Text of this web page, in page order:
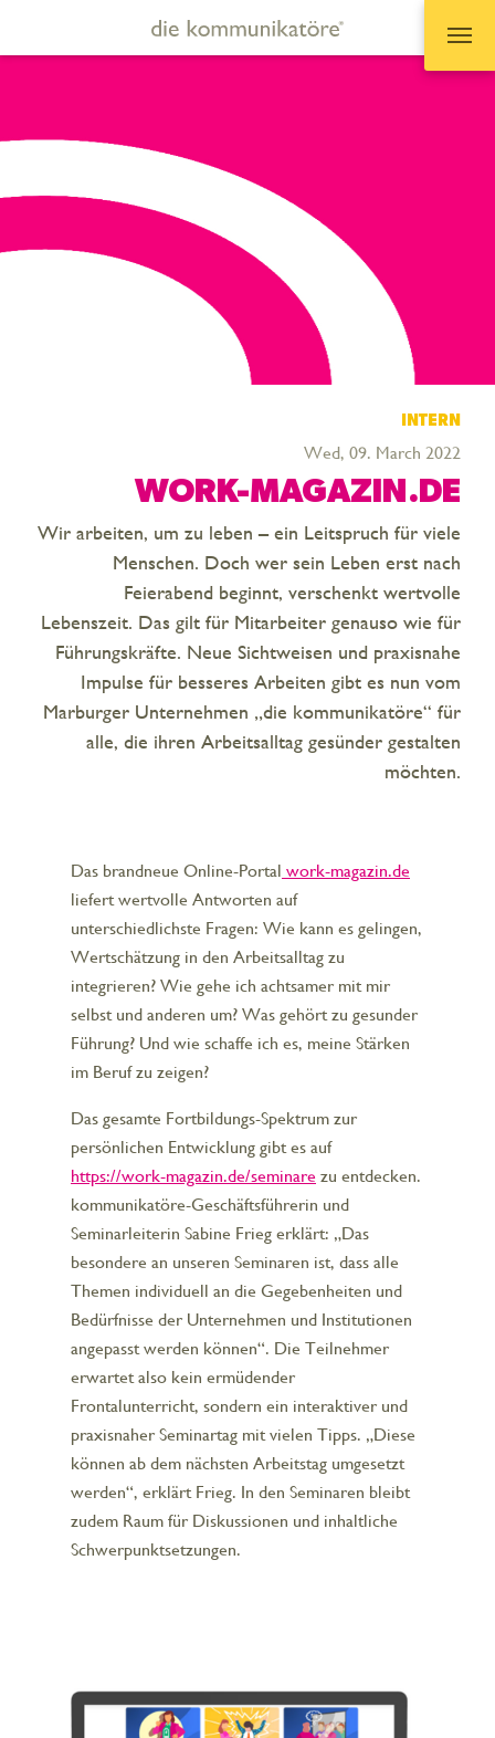
INTERN
Wed, 09. March 2022
WORK-MAGAZIN.DE
Wir arbeiten, um zu leben – ein Leitspruch für viele
Menschen. Doch wer sein Leben erst nach
Feierabend beginnt, verschenkt wertvolle
Lebenszeit. Das gilt für Mitarbeiter genauso wie für
Führungskräfte. Neue Sichtweisen und praxisnahe
Impulse für besseres Arbeiten gibt es nun vom
Marburger Unternehmen „die kommunikatöre“ für
alle, die ihren Arbeitsalltag gesünder gestalten
möchten.
Das brandneue Online-Portal work-magazin.de
liefert wertvolle Antworten auf
unterschiedlichste Fragen: Wie kann es gelingen,
Wertschätzung in den Arbeitsalltag zu
integrieren? Wie gehe ich achtsamer mit mir
selbst und anderen um? Was gehört zu gesunder
Führung? Und wie schaffe ich es, meine Stärken
im Beruf zu zeigen?
Das gesamte Fortbildungs-Spektrum zur
persönlichen Entwicklung gibt es auf
https://work-magazin.de/seminare zu entdecken.
kommunikatöre-Geschäftsführerin und
Seminarleiterin Sabine Frieg erklärt: „Das
besondere an unseren Seminaren ist, dass alle
Themen individuell an die Gegebenheiten und
Bedürfnisse der Unternehmen und Institutionen
angepasst werden können“. Die Teilnehmer
erwartet also kein ermüdender
Frontalunterricht, sondern ein interaktiver und
praxisnaher Seminartag mit vielen Tipps. „Diese
können ab dem nächsten Arbeitstag umgesetzt
werden“, erklärt Frieg. In den Seminaren bleibt
zudem Raum für Diskussionen und inhaltliche
Schwerpunktsetzungen.